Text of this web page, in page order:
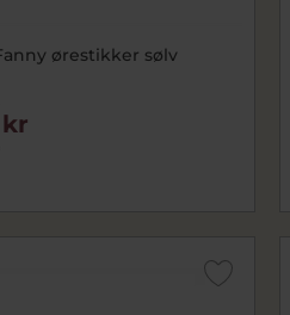
ørestikker sølv
kr